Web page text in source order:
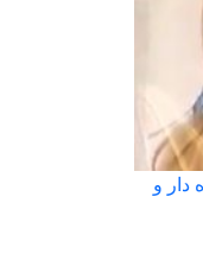
دار و